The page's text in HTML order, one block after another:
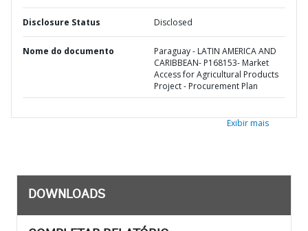
Disclosure Status Disclosed
Nome do documento
Paraguay - LATIN AMERICA AND
CARIBBEAN- P168153- Market
Access for Agricultural Products
Project - Procurement Plan
Exibir mais
DOWNLOADS